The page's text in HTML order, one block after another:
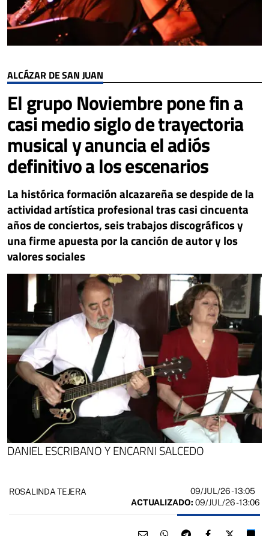
ALCÁZAR DE SAN JUAN
El grupo Noviembre pone fin a
casi medio siglo de trayectoria
musical y anuncia el adiós
definitivo a los escenarios
La histórica formación alcazareña se despide de la
actividad artística profesional tras casi cincuenta
años de conciertos, seis trabajos discográficos y
una firme apuesta por la canción de autor y los
valores sociales
DANIEL ESCRIBANO Y ENCARNI SALCEDO
ROSALINDA TEJERA 09/JUL/26- 13:05
ACTUALIZADO: 09/JUL/26 - 13:06